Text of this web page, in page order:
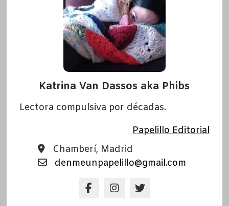
Katrina Van Dassos aka Phibs
Lectora compulsiva por décadas.
Papelillo Editorial
Chamberí, Madrid
denmeunpapelillo@gmail.com